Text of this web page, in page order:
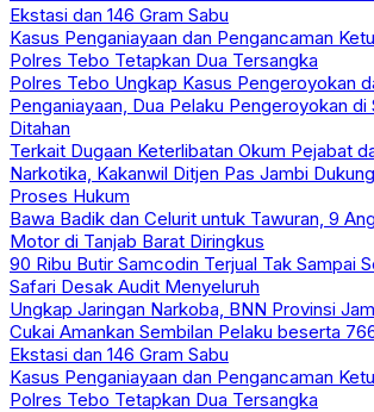
Ekstasi dan 146 Gram Sabu
Kasus Penganiayaan dan Pengancaman
Polres Tebo Tetapkan Dua Tersangka
Polres Tebo Ungkap Kasus Pengeroyokan
Penganiayaan, Dua Pelaku Pengeroyokan di
Ditahan
Terkait Dugaan Keterlibatan Okum Pejabat
Narkotika, Kakanwil Ditjen Pas Jambi
Proses Hukum
Bawa Badik dan Celurit untuk Tawuran, 9
Motor di Tanjab Barat Diringkus
90 Ribu Butir Samcodin Terjual Tak Sampai
Safari Desak Audit Menyeluruh
Ungkap Jaringan Narkoba, BNN Provinsi
Cukai Amankan Sembilan Pelaku beserta
Ekstasi dan 146 Gram Sabu
Kasus Penganiayaan dan Pengancaman
Polres Tebo Tetapkan Dua Tersangka